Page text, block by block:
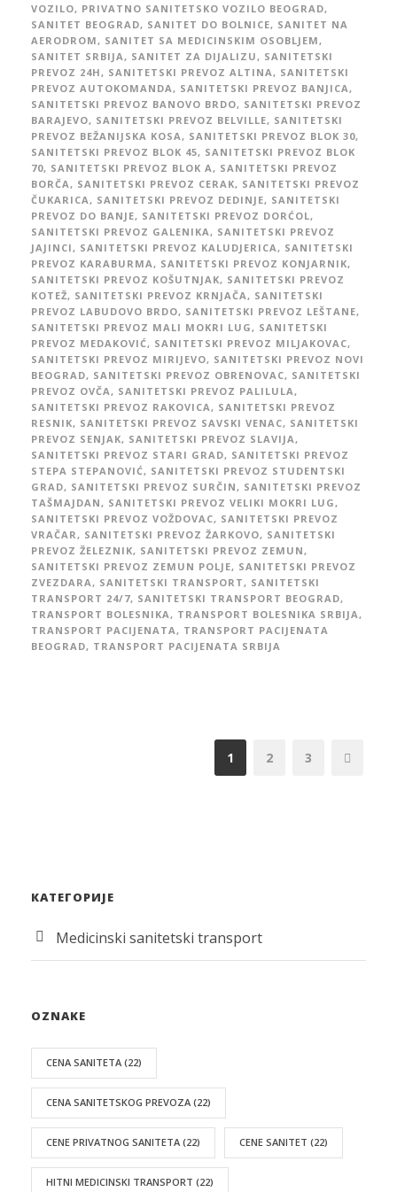
VOZILO, PRIVATNO SANITETSKO VOZILO BEOGRAD,
SANITET BEOGRAD, SANITET DO BOLNICE, SANITET NA
AERODROM , SANITET SA MEDICINSKIM OSOBLJEM ,
SANITET SRBIJA , SANITET ZA DIJALIZU , SANITETSKI
PREVOZ 24H , SANITETSKI PREVOZ ALTINA , SANITETSKI
PREVOZ AUTOKOMANDA , SANITETSKI PREVOZ BANJICA ,
SANITETSKI PREVOZ BANOVO BRDO, SANITETSKI PREVOZ
BARAJEVO, SANITETSKI PREVOZ BELVILLE, SANITETSKI
PREVOZ BEŽANIJSKA KOSA , SANITETSKI PREVOZ BLOK 30,
SANITETSKI PREVOZ BLOK 45, SANITETSKI PREVOZ BLOK
70, SANITETSKI PREVOZ BLOK A , SANITETSKI PREVOZ
BORČA , SANITETSKI PREVOZ CERAK, SANITETSKI PREVOZ
ČUKARICA , SANITETSKI PREVOZ DEDINJE, SANITETSKI
PREVOZ DO BANJE, SANITETSKI PREVOZ DORĆOL,
SANITETSKI PREVOZ GALENIKA , SANITETSKI PREVOZ
JAJINCI , SANITETSKI PREVOZ KALUDJERICA , SANITETSKI
PREVOZ KARABURMA , SANITETSKI PREVOZ KONJARNIK,
SANITETSKI PREVOZ KOŠUTNJAK, SANITETSKI PREVOZ
KOTEŽ, SANITETSKI PREVOZ KRNJAČA , SANITETSKI
PREVOZ LABUDOVO BRDO, SANITETSKI PREVOZ LEŠTANE,
SANITETSKI PREVOZ MALI MOKRI LUG , SANITETSKI
PREVOZ MEDAKOVIĆ, SANITETSKI PREVOZ MILJAKOVAC,
SANITETSKI PREVOZ MIRIJEVO, SANITETSKI PREVOZ NOVI
BEOGRAD, SANITETSKI PREVOZ OBRENOVAC, SANITETSKI
PREVOZ OVČA , SANITETSKI PREVOZ PALILULA ,
SANITETSKI PREVOZ RAKOVICA , SANITETSKI PREVOZ
RESNIK, SANITETSKI PREVOZ SAVSKI VENAC, SANITETSKI
PREVOZ SENJAK, SANITETSKI PREVOZ SLAVIJA ,
SANITETSKI PREVOZ STARI GRAD, SANITETSKI PREVOZ
STEPA STEPANOVIĆ, SANITETSKI PREVOZ STUDENTSKI
GRAD, SANITETSKI PREVOZ SURČIN , SANITETSKI PREVOZ
TAŠMAJDAN , SANITETSKI PREVOZ VELIKI MOKRI LUG ,
SANITETSKI PREVOZ VOŽDOVAC, SANITETSKI PREVOZ
VRAČAR , SANITETSKI PREVOZ ŽARKOVO, SANITETSKI
PREVOZ ŽELEZNIK, SANITETSKI PREVOZ ZEMUN ,
SANITETSKI PREVOZ ZEMUN POLJE, SANITETSKI PREVOZ
ZVEZDARA , SANITETSKI TRANSPORT , SANITETSKI
TRANSPORT 24/7, SANITETSKI TRANSPORT BEOGRAD,
TRANSPORT BOLESNIKA , TRANSPORT BOLESNIKA SRBIJA ,
TRANSPORT PACIJENATA , TRANSPORT PACIJENATA
BEOGRAD, TRANSPORT PACIJENATA SRBIJA
1 2 3
КАТЕГОРИЈЕ
Medicinski sanitetski transport
OZNAKE
CENA SANITETA (22)
CENA SANITETSKOG PREVOZA (22)
CENE PRIVATNOG SANITETA (22) CENE SANITET (22)
HITNI MEDICINSKI TRANSPORT (22)